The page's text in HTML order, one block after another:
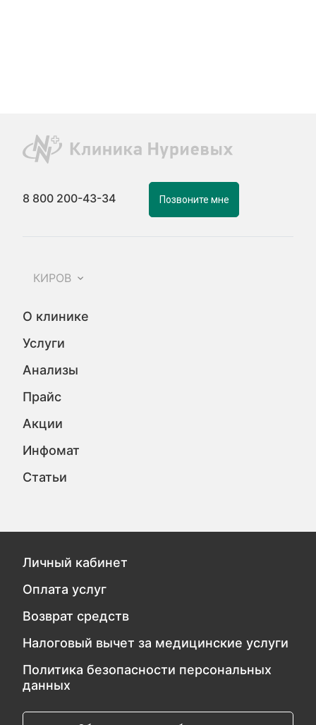
8 800 200-43-34 Позвоните мне
КИРОВ
О клинике
Услуги
Анализы
Прайс
Акции
Инфомат
Статьи
Личный кабинет
Оплата услуг
Возврат средств
Налоговый вычет за медицинские услуги
Политика безопасности персональных
данных